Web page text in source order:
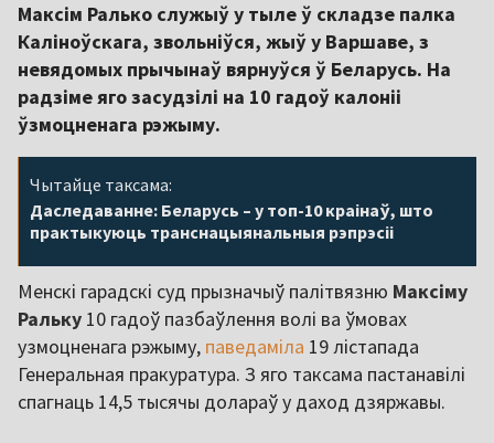
Максім Ралько служыў у тыле ў складзе палка
Каліноўскага, звольніўся, жыў у Варшаве, з
невядомых прычынаў вярнуўся ў Беларусь. На
радзіме яго засудзілі на 10 гадоў калоніі
ўзмоцненага рэжыму.
Чытайце таксама:
Даследаванне: Беларусь – у топ-10 краінаў, што
практыкуюць транснацыянальныя рэпрэсіі
Менскі гарадскі суд прызначыў палітвязню Максіму
Ральку 10 гадоў пазбаўлення волі ва ўмовах
узмоцненага рэжыму, паведаміла 19 лістапада
Генеральная пракуратура. З яго таксама пастанавілі
спагнаць 14,5 тысячы долараў у даход дзяржавы.